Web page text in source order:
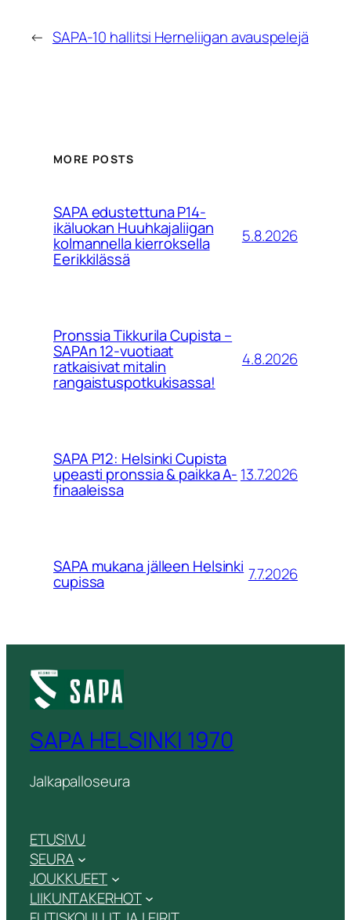
← SAPA-10 hallitsi Herneliigan avauspelejä
MORE POSTS
SAPA edustettuna P14-
ikäluokan Huuhkajaliigan
kolmannella kierroksella
Eerikkilässä
5.8.2026
Pronssia Tikkurila Cupista –
SAPAn 12-vuotiaat
ratkaisivat mitalin
rangaistuspotkukisassa!
4.8.2026
SAPA P12: Helsinki Cupista
upeasti pronssia & paikka A-
finaaleissa
13.7.2026
SAPA mukana jälleen Helsinki
cupissa 7.7.2026
SAPA HELSINKI 1970
Jalkapalloseura
ETUSIVU
SEURA
JOUKKUEET
LIIKUNTAKERHOT